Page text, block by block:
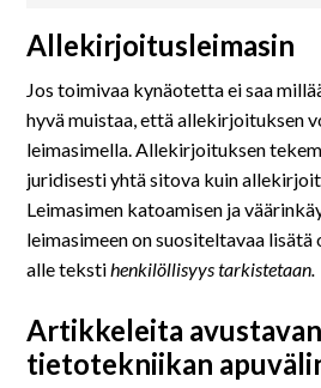
Allekirjoitusleimasin
Jos toimivaa kynäotetta ei saa
hyvä muistaa, että allekirjoituksen
leimasimella. Allekirjoituksen
juridisesti yhtä sitova kuin
Leimasimen katoamisen ja
leimasimeen on suositeltavaa
alle teksti henkilöllisyys tarkistetaan.
Artikkeleita avustavan
tietotekniikan